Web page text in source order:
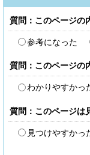
質問：このページの
参考になった
質問：このページの
わかりやすかっ
質問：このページは
見つけやすかっ